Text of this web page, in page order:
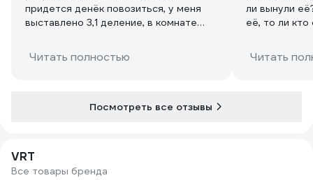
придется денёк повозиться, у меня
выставлено 3,1 деление, в комнате
Батарея в основном еле теплая. За 10
дней теплосчетчик насчитал 0,1 гига
от жары. Выгода приобретения тем у
закрывать шторами ночью, за шторой
чаще открывает клапан, жарко
Читать полностью
ли вынули
её, то ли кто
Читать
Посмотреть все отзывы
VRT
Все товары бренда